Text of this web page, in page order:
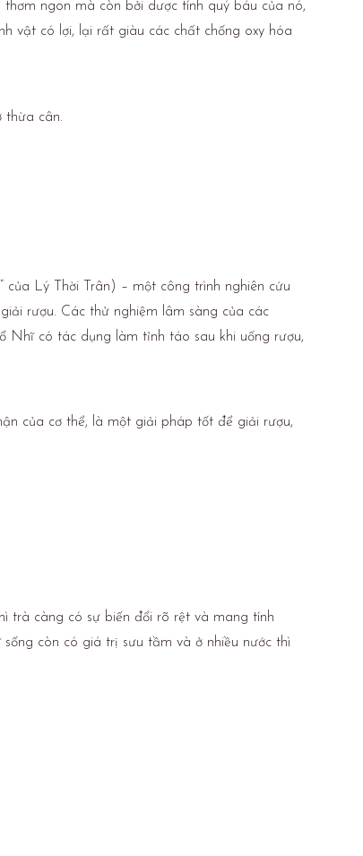
ngon mà còn bởi dược tính quý báu của nó,
vật có lợi, lại rất giàu các chất chống oxy hóa
thừa cân.
của Lý Thời Trân) – một công trình nghiên cứu
rượu. Các thử nghiệm lâm sàng của các
Nhĩ có tác dụng làm tỉnh táo sau khi uống rượu,
của cơ thể, là một giải pháp tốt để giải rượu,
trà càng có sự biến đổi rõ rệt và mang tính
còn có giá trị sưu tầm và ở nhiều nước thì